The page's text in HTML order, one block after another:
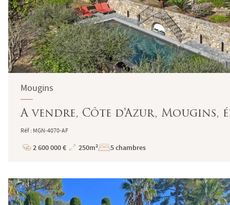
Mougins
A vendre, Côte d'Azur, Mougins,
Réf : MGN-4070-AF
Prix
2 600 000 €
Superficie
250m² 5 chambres